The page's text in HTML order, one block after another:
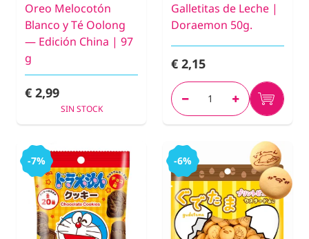
Oreo Melocotón
Blanco y Té Oolong
— Edición China | 97
g
€ 2,99
SIN STOCK
Galletitas de Leche |
Doraemon 50g.
€ 2,15
-7% -6%